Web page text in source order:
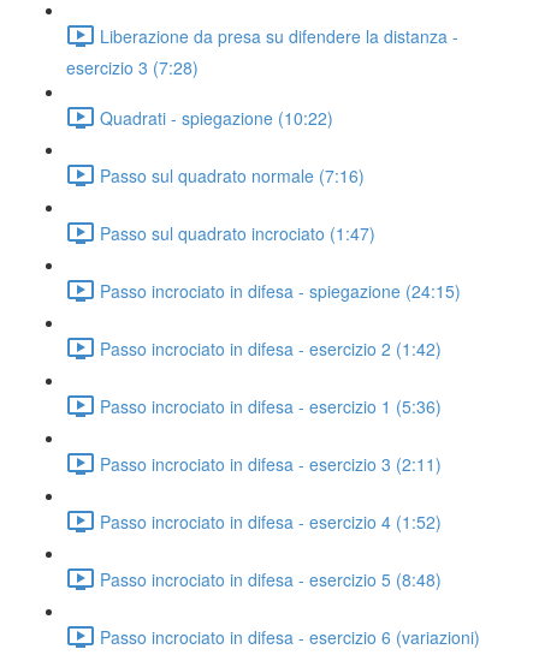
Liberazione da presa su difendere la distanza -
esercizio 3 (7:28)
Quadrati - spiegazione (10:22)
Passo sul quadrato normale (7:16)
Passo sul quadrato incrociato (1:47)
Passo incrociato in difesa - spiegazione (24:15)
Passo incrociato in difesa - esercizio 2 (1:42)
Passo incrociato in difesa - esercizio 1 (5:36)
Passo incrociato in difesa - esercizio 3 (2:11)
Passo incrociato in difesa - esercizio 4 (1:52)
Passo incrociato in difesa - esercizio 5 (8:48)
Passo incrociato in difesa - esercizio 6 (variazioni)